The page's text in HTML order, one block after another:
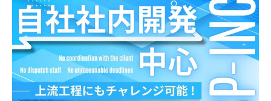
就活ニュースペーパー
就活時事ニュースを更新
よくある質問
不明点があればこちら